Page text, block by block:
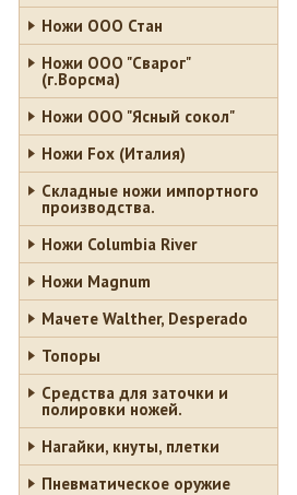
Ножи ООО Стан
Ножи ООО "Сварог"
(г.Ворсма)
Ножи ООО "Ясный сокол"
Ножи Fox (Италия)
Складные ножи импортного
производства.
Ножи Columbia River
Ножи Magnum
Мачете Walther, Desperado
Топоры
Средства для заточки и
полировки ножей.
Нагайки, кнуты, плетки
Пневматическое оружие